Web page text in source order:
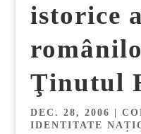
istorice
Ţinutul
DEC. 28, 2006
IDENTITATE